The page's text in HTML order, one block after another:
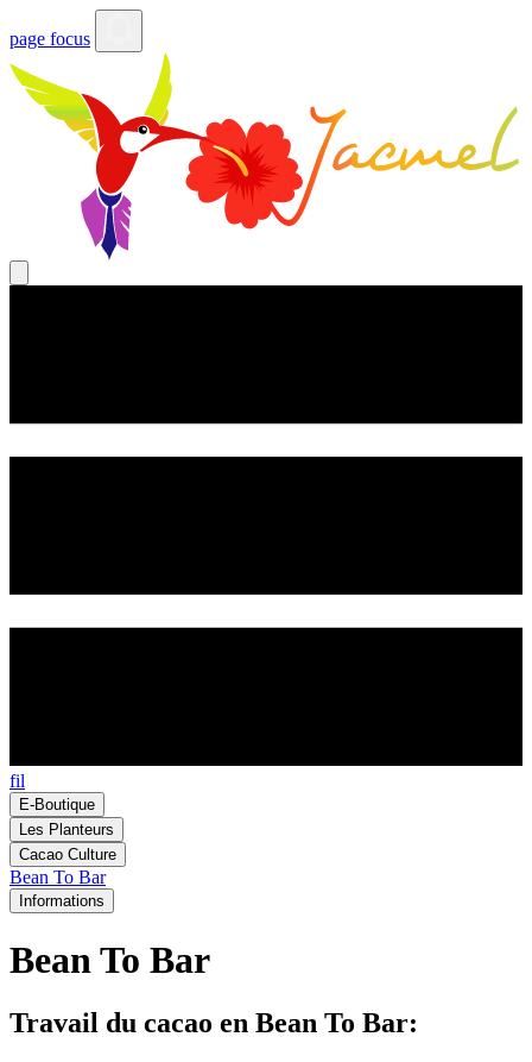
page focus
fil
E-Boutique
Les Planteurs
Cacao Culture
Bean To Bar
Informations
Bean To Bar
Travail du cacao en Bean To Bar: